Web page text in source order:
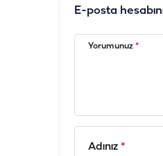
E-posta
Yorumunuz *
Adınız *